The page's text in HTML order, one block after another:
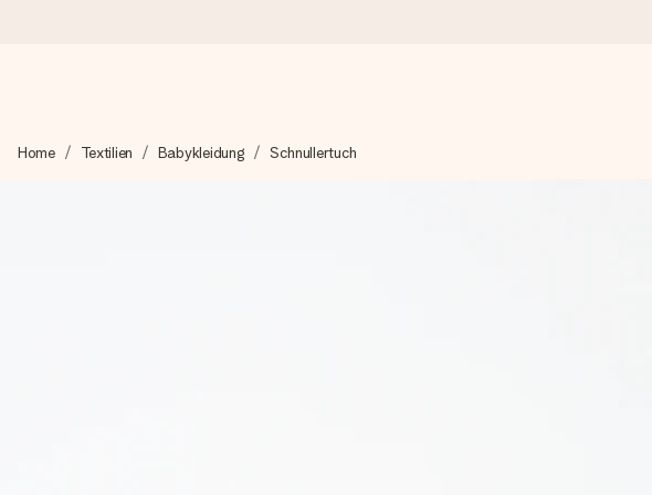
Wir bereiten dein Geschenk sorgfältig vor und schicken es blitzschnell – damit du
Home Textilien Babykleidung Schnullertuch